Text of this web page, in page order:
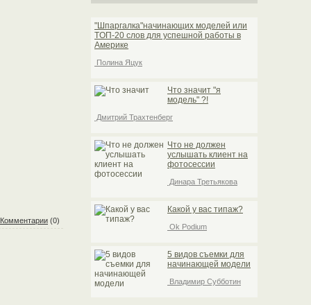
Комментарии (0)
"Шпаргалка"начинающих моделей или
TOП-20 слов для успешной работы в
Америке
Полина Яцук
Что значит "я
модель" ?!
Дмитрий Трахтенберг
Что не должен
услышать клиент на
фотосессии
Динара Третьякова
Какой у вас типаж?
Ok Podium
5 видов съемки для
начинающей модели
Владимир Субботин